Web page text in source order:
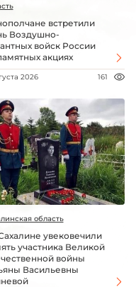
встретили
Воздушно-
войск России
акциях
2026 161
область
увековечили
участника Великой
войны
Васильевны